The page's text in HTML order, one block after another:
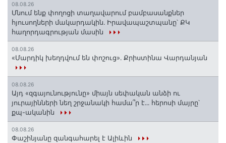
08.08.26
Մնում ենք փողոցի տաղավարում բամբասանքներ
հյուսողների մակարդակին․ Իրավապաշտպանը՝ ՔԿ
հաղորդագրության մասին
08.08.26
«Մարդիկ խեղդվում են փոշուց»․ Քրիստինա Վարդանյան
08.08.26
Այդ «զգայունությունը» միայն սեփական անձի ու
յուրայինների նեղ շրջանակի համա՞ր է․․․ հերոսի մայրը՝
քպ-ականին
08.08.26
Փաշինյանը զանգահարել է Ալիևին